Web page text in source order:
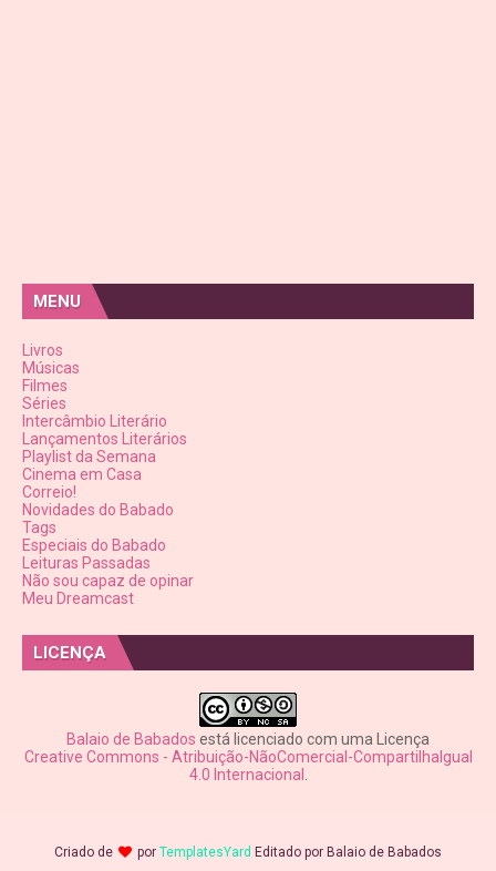
MENU
Livros
Músicas
Filmes
Séries
Intercâmbio Literário
Lançamentos Literários
Playlist da Semana
Cinema em Casa
Correio!
Novidades do Babado
Tags
Especiais do Babado
Leituras Passadas
Não sou capaz de opinar
Meu Dreamcast
LICENÇA
Balaio de Babados está licenciado com uma Licença
Creative Commons - Atribuição-NãoComercial-CompartilhaIgual
4.0 Internacional
Criado de por TemplatesYard Editado por Balaio de Babados